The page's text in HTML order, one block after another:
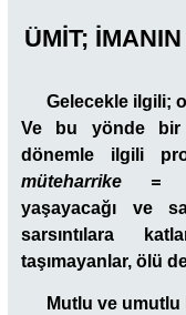
ÜMİT;
Gelecekle ilgili;
Ve bu yönde
dönemle ilgili
müteharrike =
yaşayacağı ve
sarsıntılara
taşımayanlar, ölü
Mutlu ve